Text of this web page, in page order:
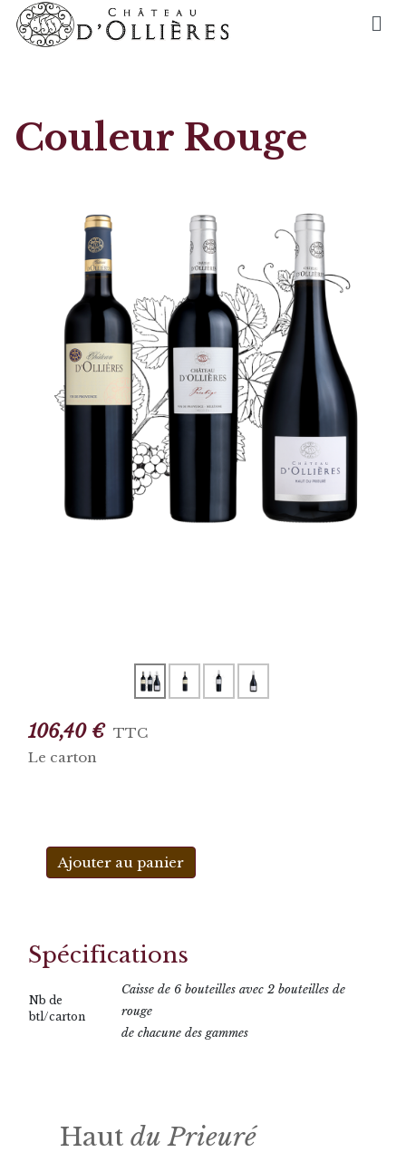
Couleur Rouge
106,40 € TTC
Le carton
Ajouter au panier
Spécifications
Nb de
btl/carton
Caisse de 6 bouteilles avec 2 bouteilles de
rouge
de chacune des gammes
Haut du Prieuré